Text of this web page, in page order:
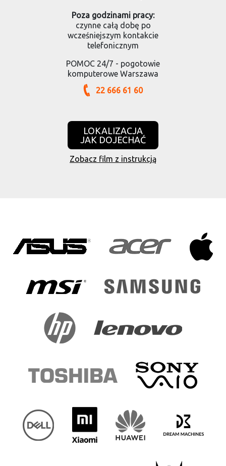
Poza godzinami pracy:
czynne całą dobę po
wcześniejszym kontakcie
telefonicznym
POMOC 24/7 - pogotowie
komputerowe Warszawa
22 666 61 60
LOKALIZACJA
JAK DOJECHAĆ
Zobacz film z instrukcją